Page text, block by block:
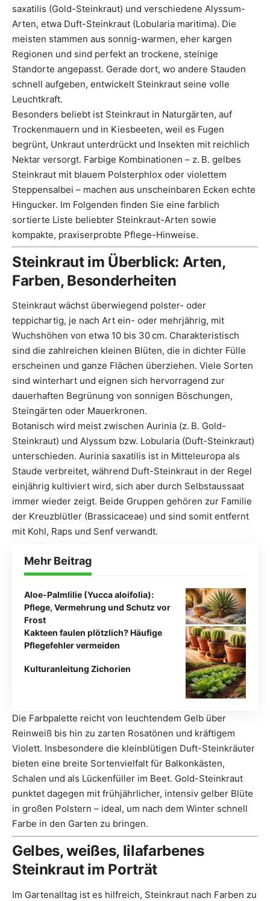
saxatilis (Gold-Steinkraut) und verschiedene Alyssum-
Arten, etwa Duft-Steinkraut (Lobularia maritima). Die
meisten stammen aus sonnig-warmen, eher kargen
Regionen und sind perfekt an trockene, steinige
Standorte angepasst. Gerade dort, wo andere Stauden
schnell aufgeben, entwickelt Steinkraut seine volle
Leuchtkraft.
Besonders beliebt ist Steinkraut in Naturgärten, auf
Trockenmauern und in Kiesbeeten, weil es Fugen
begrünt, Unkraut unterdrückt und Insekten mit reichlich
Nektar versorgt. Farbige Kombinationen – z. B. gelbes
Steinkraut mit blauem Polsterphlox oder violettem
Steppensalbei – machen aus unscheinbaren Ecken echte
Hingucker. Im Folgenden finden Sie eine farblich
sortierte Liste beliebter Steinkraut-Arten sowie
kompakte, praxiserprobte Pflege-Hinweise.
Steinkraut im Überblick: Arten,
Farben, Besonderheiten
Steinkraut wächst überwiegend polster- oder
teppichartig, je nach Art ein- oder mehrjährig, mit
Wuchshöhen von etwa 10 bis 30 cm. Charakteristisch
sind die zahlreichen kleinen Blüten, die in dichter Fülle
erscheinen und ganze Flächen überziehen. Viele Sorten
sind winterhart und eignen sich hervorragend zur
dauerhaften Begrünung von sonnigen Böschungen,
Steingärten oder Mauerkronen.
Botanisch wird meist zwischen Aurinia (z. B. Gold-
Steinkraut) und Alyssum bzw. Lobularia (Duft-Steinkraut)
unterschieden. Aurinia saxatilis ist in Mitteleuropa als
Staude verbreitet, während Duft-Steinkraut in der Regel
einjährig kultiviert wird, sich aber durch Selbstaussaat
immer wieder zeigt. Beide Gruppen gehören zur Familie
der Kreuzblütler (Brassicaceae) und sind somit entfernt
mit Kohl, Raps und Senf verwandt.
Mehr Beitrag
Aloe-Palmlilie (Yucca aloifolia):
Pflege, Vermehrung und Schutz vor
Frost
Kakteen faulen plötzlich? Häufige
Pflegefehler vermeiden
Kulturanleitung Zichorien
Die Farbpalette reicht von leuchtendem Gelb über
Reinweiß bis hin zu zarten Rosatönen und kräftigem
Violett. Insbesondere die kleinblütigen Duft-Steinkräuter
bieten eine breite Sortenvielfalt für Balkonkästen,
Schalen und als Lückenfüller im Beet. Gold-Steinkraut
punktet dagegen mit frühjährlicher, intensiv gelber Blüte
in großen Polstern – ideal, um nach dem Winter schnell
Farbe in den Garten zu bringen.
Gelbes, weißes, lilafarbenes
Steinkraut im Porträt
Im Gartenalltag ist es hilfreich, Steinkraut nach Farben zu